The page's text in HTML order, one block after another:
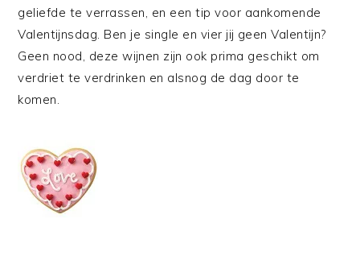
geliefde te verrassen, en een tip voor aankomende
Valentijnsdag. Ben je single en vier jij geen Valentijn?
Geen nood, deze wijnen zijn ook prima geschikt om
verdriet te verdrinken en alsnog de dag door te
komen.